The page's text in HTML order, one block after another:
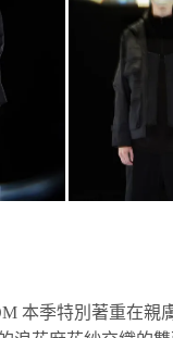
本季特別著重在親